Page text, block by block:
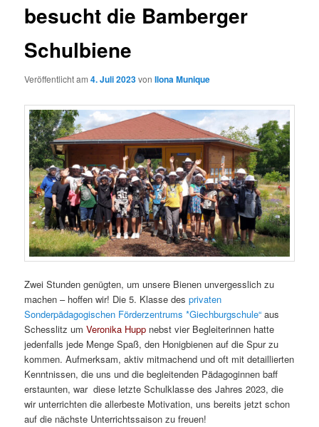
besucht die Bamberger
Schulbiene
Veröffentlicht am4. Juli 2023vonIlona Munique
Zwei Stunden genügten, um unsere Bienen unvergesslich zu
machen – hoffen wir! Die 5. Klasse desprivaten
Sonderpädagogischen Förderzentrums *Giechburgschule“ aus
Schesslitz umVeronika Hupp nebst vier Begleiterinnen hatte
jedenfalls jede Menge Spaß, den Honigbienen auf die Spur zu
kommen. Aufmerksam, aktiv mitmachend und oft mit detaillierten
Kenntnissen, die uns und die begleitenden Pädagoginnen baff
erstaunten, war diese letzte Schulklasse des Jahres 2023, die
wir unterrichten die allerbeste Motivation, uns bereits jetzt schon
auf die nächste Unterrichtssaison zu freuen!